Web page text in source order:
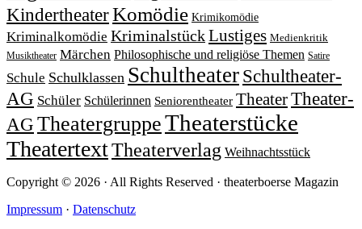
KindertheaterKomödie Krimikomödie
Kriminalkomödie KriminalstückLustiges Medienkritik
Musiktheater Märchen Philosophische und religiöse Themen Satire
Schule Schulklassen Schultheater Schultheater-
AG Schüler Schülerinnen Seniorentheater TheaterTheater-
AGTheatergruppeTheaterstücke
TheatertextTheaterverlag Weihnachtsstück
Copyright © 2026 · All Rights Reserved · theaterboerse Magazin
Impressum · Datenschutz